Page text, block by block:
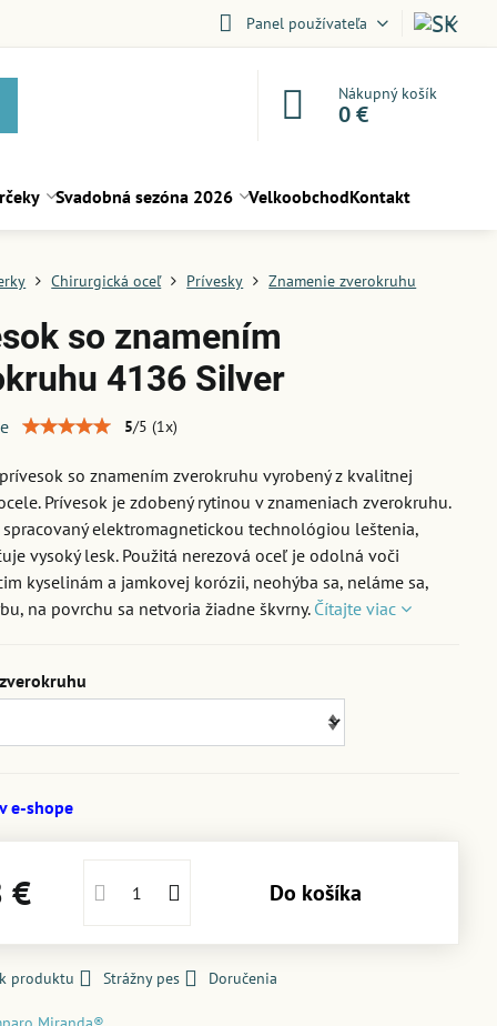
Panel používateľa
Nákupný košík
0 €
Svadobná sezóna 2026 VelkoobchodKontakt
Chirurgická oceľ Prívesky Znamenie zverokruhu
so znamením
4136 Silver
5/5 (1x)
so znamením zverokruhu vyrobený z kvalitnej
Prívesok je zdobený rytinou v znameniach zverokruhu.
elektromagnetickou technológiou leštenia,
vysoký lesk. Použitá nerezová oceľ je odolná voči
kyselinám a jamkovej korózii, neohýba sa, neláme sa,
na povrchu sa netvoria žiadne škvrny. Čítajte viac
e-shope
€ Do košíka
produktu Strážny pes Doručenia